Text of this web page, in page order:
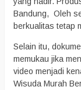
Bandung, Oleh
berkualitas tetap
Selain itu,
memukau jika
video menjadi
Wisuda Murah